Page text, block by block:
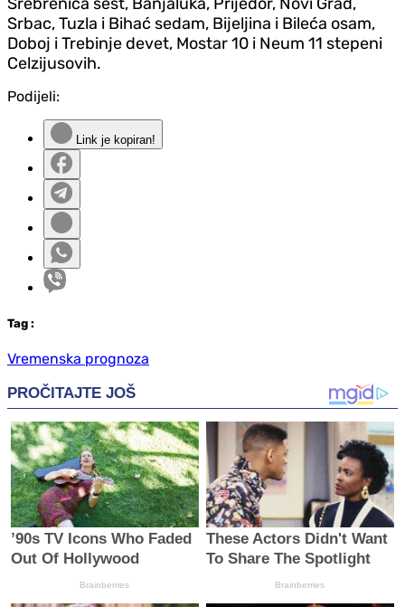
Srbac, Tuzla i Bihać sedam, Bijeljina i Bileća osam,
Doboj i Trebinje devet, Mostar 10 i Neum 11 stepeni
Celzijusovih.
Podijeli:
Link je kopiran!
Tag :
Vremenska prognoza